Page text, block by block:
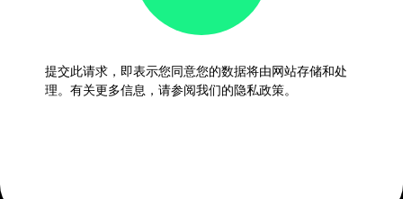
提交此请求，即表示您同意您的数据将由网站存储和处
理。有关更多信息，请参阅我们的隐私政策。